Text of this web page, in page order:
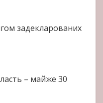
задекларованих
– майже 30